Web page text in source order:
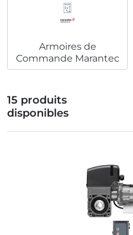
Armoires de
Commande Marantec
15 produits
disponibles